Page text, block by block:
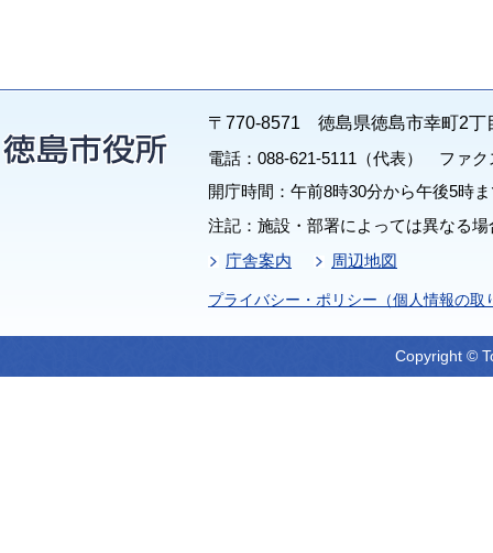
〒770-8571 徳島県徳島市幸町2丁
電話：088-621-5111（代表） ファク
開庁時間：午前8時30分から午後5時
注記：施設・部署によっては異なる
庁舎案内
周辺地図
プライバシー・ポリシー（個人情報の取
Copyright ©